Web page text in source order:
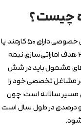
وزارت منابع انسانی و اماراتی‌سازی به شرکت‌های خصوصی دارای ۵۰ کارمند یا
بیشتر یادآوری کرده که باید تا پایان ۳۰ ژوئن ۲۰۲۶ هدف اماراتی‌سازی نیمه
مشمول باید در شش
مشاغل تخصصی خود را
مسیر سالانه است؛ چون
درصدی در طول سال است